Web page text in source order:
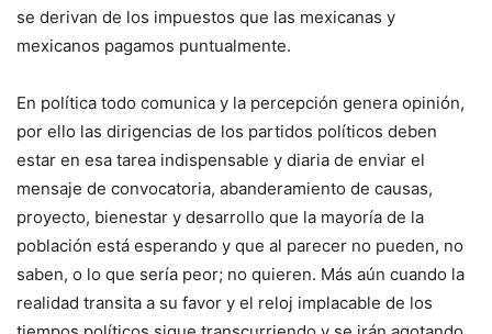
se derivan de los impuestos que las mexicanas y
mexicanos pagamos puntualmente.
En política todo comunica y la percepción genera opinión,
por ello las dirigencias de los partidos políticos deben
estar en esa tarea indispensable y diaria de enviar el
mensaje de convocatoria, abanderamiento de causas,
proyecto, bienestar y desarrollo que la mayoría de la
población está esperando y que al parecer no pueden, no
saben, o lo que sería peor; no quieren. Más aún cuando la
realidad transita a su favor y el reloj implacable de los